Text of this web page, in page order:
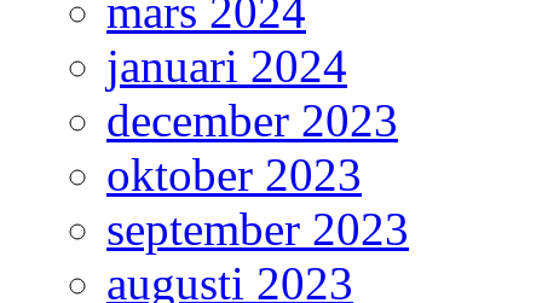
mars 2024
januari 2024
december 2023
oktober 2023
september 2023
augusti 2023